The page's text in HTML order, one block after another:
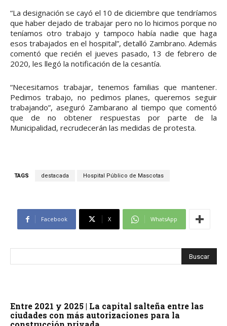
“La designación se cayó el 10 de diciembre que tendríamos
que haber dejado de trabajar pero no lo hicimos porque no
teníamos otro trabajo y tampoco había nadie que haga
esos trabajados en el hospital”, detalló Zambrano. Además
comentó que recién el jueves pasado, 13 de febrero de
2020, les llegó la notificación de la cesantía.
“Necesitamos trabajar, tenemos familias que mantener.
Pedimos trabajo, no pedimos planes, queremos seguir
trabajando”, aseguró Zambarano al tiempo que comentó
que de no obtener respuestas por parte de la
Municipalidad, recrudecerán las medidas de protesta.
TAGS destacada Hospital Público de Mascotas
Facebook X WhatsApp
Entre 2021 y 2025 | La capital salteña entre las
ciudades con más autorizaciones para la